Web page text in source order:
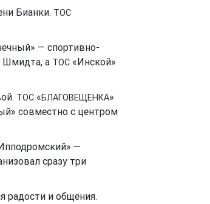
Бианки. ТОС
— спортивно-
Шмидта, а ТОС«Инской»
ТОС«БЛАГОВЕЩЕНКА»
совместно с центром
—
сразу три
и общения.